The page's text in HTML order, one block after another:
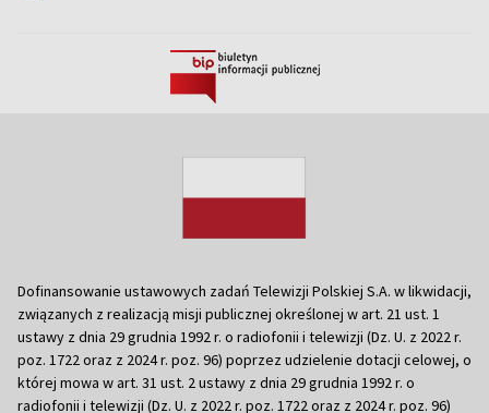
Dofinansowanie ustawowych zadań Telewizji Polskiej S.A. w likwidacji,
związanych z realizacją misji publicznej określonej w art. 21 ust. 1
ustawy z dnia 29 grudnia 1992 r. o radiofonii i telewizji (Dz. U. z 2022 r.
poz. 1722 oraz z 2024 r. poz. 96) poprzez udzielenie dotacji celowej, o
której mowa w art. 31 ust. 2 ustawy z dnia 29 grudnia 1992 r. o
radiofonii i telewizji (Dz. U. z 2022 r. poz. 1722 oraz z 2024 r. poz. 96)